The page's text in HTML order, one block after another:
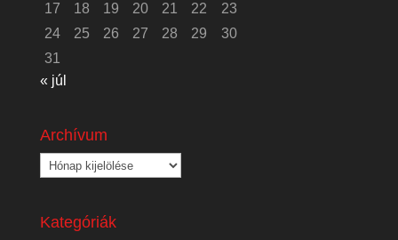
17
18 19 20 21 22
23
24
25 26 27 28 29
30
31
« júl
Archívum
Archívum
Kategóriák